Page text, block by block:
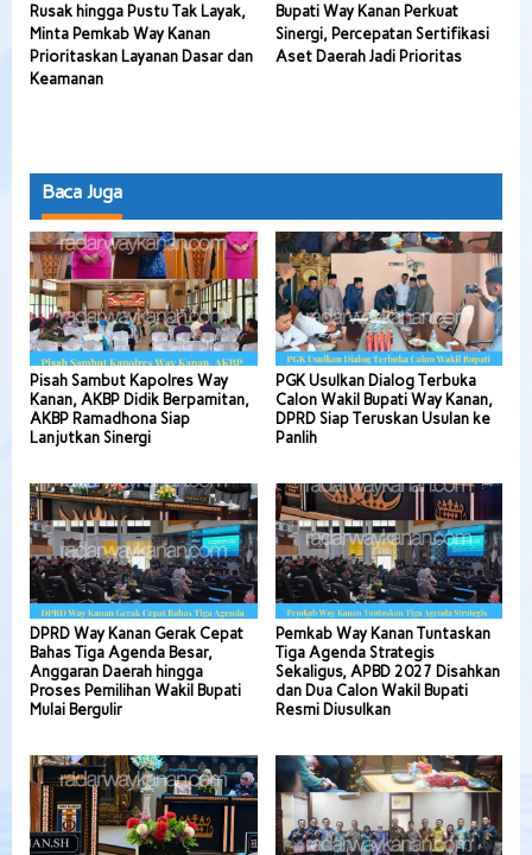
Rusak hingga Pustu Tak Layak,
Minta Pemkab Way Kanan
Prioritaskan Layanan Dasar dan
Keamanan
Bupati Way Kanan Perkuat
Sinergi, Percepatan Sertifikasi
Aset Daerah Jadi Prioritas
Baca Juga
Pisah Sambut Kapolres Way
Kanan, AKBP Didik Berpamitan,
AKBP Ramadhona Siap
Lanjutkan Sinergi
PGK Usulkan Dialog Terbuka
Calon Wakil Bupati Way Kanan,
DPRD Siap Teruskan Usulan ke
Panlih
DPRD Way Kanan Gerak Cepat
Bahas Tiga Agenda Besar,
Anggaran Daerah hingga
Proses Pemilihan Wakil Bupati
Mulai Bergulir
Pemkab Way Kanan Tuntaskan
Tiga Agenda Strategis
Sekaligus, APBD 2027 Disahkan
dan Dua Calon Wakil Bupati
Resmi Diusulkan